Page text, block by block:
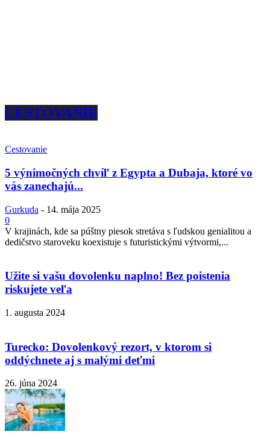
CESTOVANIE
Cestovanie
5 výnimočných chvíľ z Egypta a Dubaja, ktoré vo
vás zanechajú...
Gurkuda - 14. mája 2025
0
V krajinách, kde sa púštny piesok stretáva s ľudskou genialitou a
dedičstvo staroveku koexistuje s futuristickými výtvormi,...
Užite si vašu dovolenku naplno! Bez poistenia
riskujete veľa
1. augusta 2024
Turecko: Dovolenkový rezort, v ktorom si
oddýchnete aj s malými deťmi
26. júna 2024